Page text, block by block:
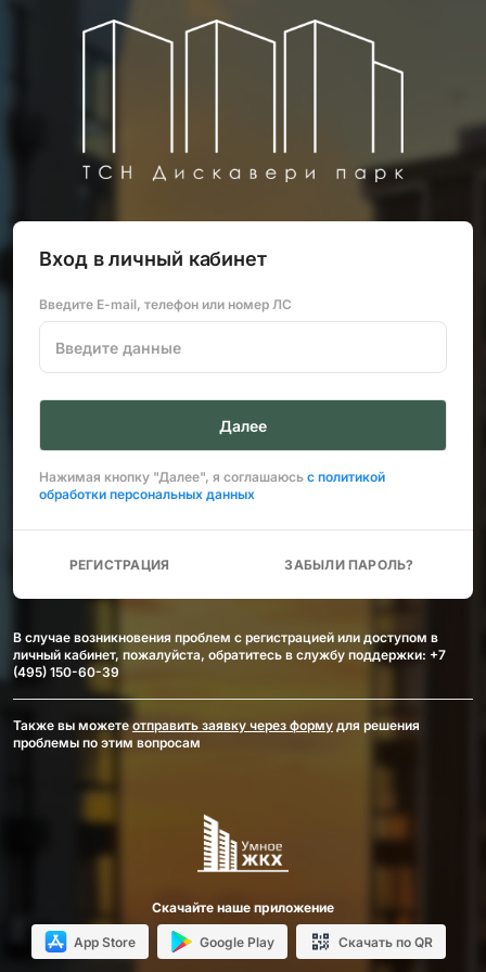
Вход в личный кабинет
Введите E-mail, телефон или номер ЛС
Нажимая кнопку "Далее", я соглашаюсь с политикой
обработки персональных данных
РЕГИСТРАЦИЯ ЗАБЫЛИ ПАРОЛЬ?
В случае возникновения проблем с регистрацией или доступом в
личный кабинет, пожалуйста, обратитесь в службу поддержки: +7
(495) 150-60-39
Также вы можетеотправить заявку через форму для решения
проблемы по этим вопросам
Скачайте наше приложение
App Store Google Play Скачать по QR
Google Play